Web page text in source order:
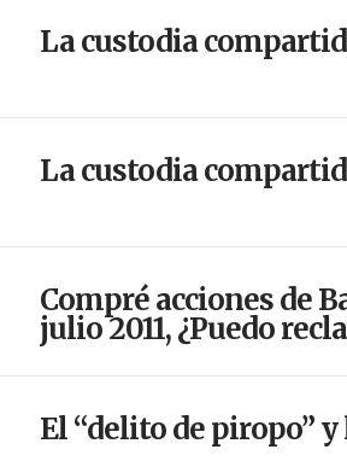
La custodia
La custodia
Compré acciones de
julio 2011, ¿Puedo
El “delito de piropo”